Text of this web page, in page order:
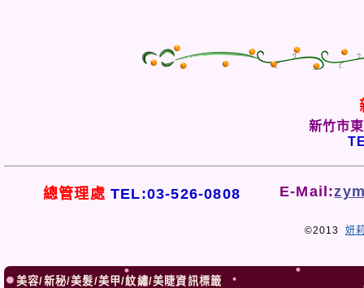
新竹市
總管理處 TEL:03-526-0808 E-Mail:
©2013 妍
美容/新秘/美髮/美甲/紋繡/美睫資訊標籤